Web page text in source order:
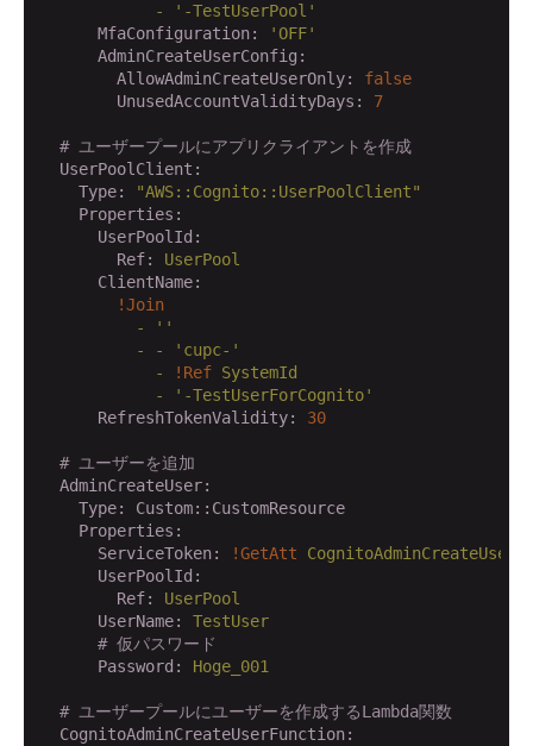
            -
'-TestUserPool'
      MfaConfiguration:
'OFF'
      AdminCreateUserConfig:
        AllowAdminCreateUserOnly:
false
        UnusedAccountValidityDays:
7
# ユーザープールにアプリクライアントを作成
  UserPoolClient:
    Type:
"AWS::Cognito::UserPoolClient"
    Properties:
      UserPoolId:
        Ref:
UserPool
      ClientName:
!Join
          -
''
          -
-
'cupc-'
            -
!Ref SystemId
            -
'-TestUserForCognito'
      RefreshTokenValidity:
30
# ユーザーを追加
  AdminCreateUser:
    Type:
Custom::CustomResource
    Properties:
      ServiceToken:
!GetAtt
      UserPoolId:
        Ref:
UserPool
      UserName:
TestUser
# 仮パスワード
      Password:
Hoge_001
# ユーザープールにユーザーを作成するLambda関数
  CognitoAdminCreateUserFunction: